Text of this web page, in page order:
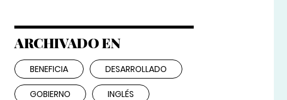
ARCHIVADO EN
BENEFICIA DESARROLLADO
GOBIERNO INGLÉS